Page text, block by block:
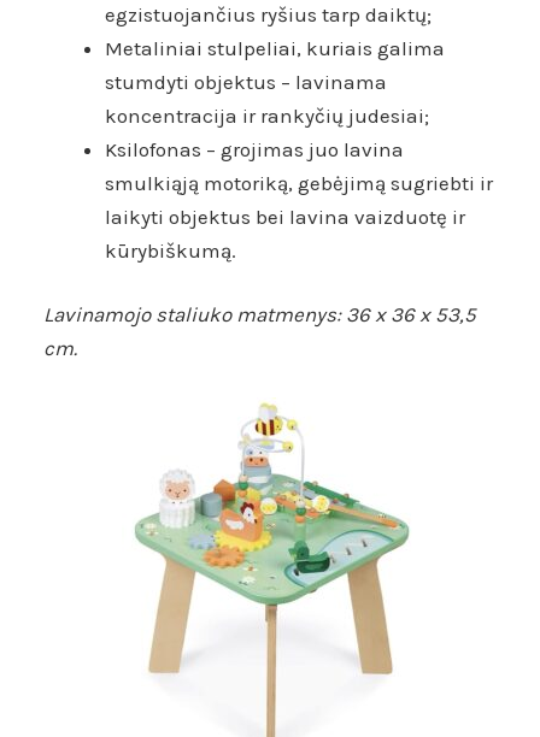
egzistuojančius ryšius tarp daiktų;
Metaliniai stulpeliai, kuriais galima
stumdyti objektus – lavinama
koncentracija ir rankyčių judesiai;
Ksilofonas – grojimas juo lavina
smulkiąją motoriką, gebėjimą sugriebti ir
laikyti objektus bei lavina vaizduotę ir
kūrybiškumą.
Lavinamojo staliuko matmenys: 36 x 36 x 53,5
cm.